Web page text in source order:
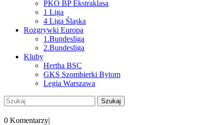
PKO BP Ekstraklasa
1 Liga
4 Liga Śląska
Rozgrywki Europa
1.Bundesliga
2.Bundesliga
Kluby
Hertha BSC
GKS Szombierki Bytom
Legia Warszawa
Close
Menu
Szukaj:
Account
0 Komentarzy|